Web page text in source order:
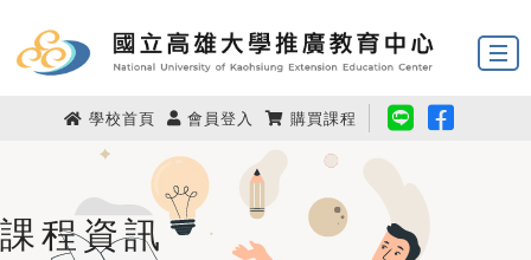
學校首頁 會員登入 購買課程
課程資訊